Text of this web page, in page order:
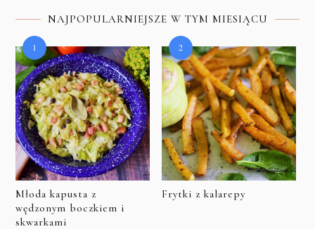
NAJPOPULARNIEJSZE W TYM MIESIĄCU
Młoda kapusta z
wędzonym boczkiem i
skwarkami
Frytki z kalarepy